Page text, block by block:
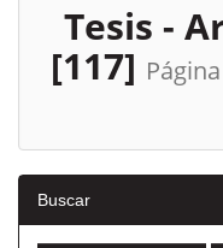
Tesis -
[117]
Buscar